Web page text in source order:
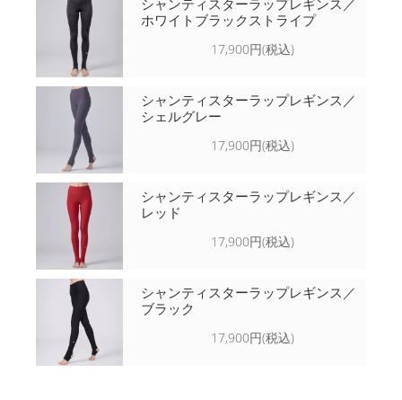
シャンティスターラップレギンス／
ホワイトブラックストライプ
17,900円(税込)
シャンティスターラップレギンス／
シェルグレー
17,900円(税込)
シャンティスターラップレギンス／
レッド
17,900円(税込)
シャンティスターラップレギンス／
ブラック
17,900円(税込)